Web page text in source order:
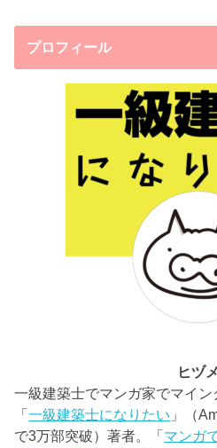
プロフィール
ヒヅメ
一級建築士でマンガ家でマイ
「一級建築士になりたい 」（
で3万部突破）著者。「マンガ